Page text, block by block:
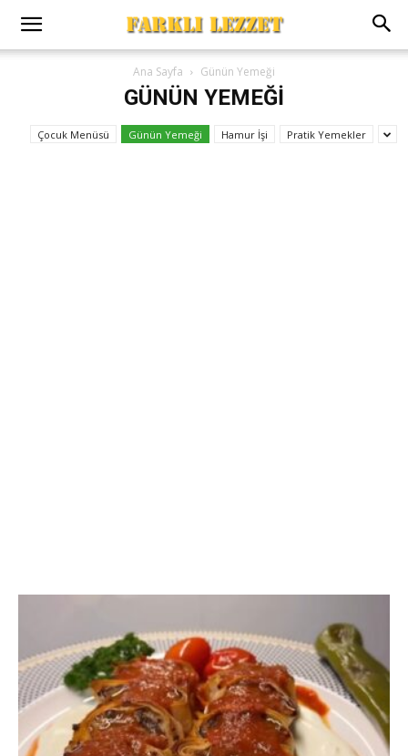
Ana Sayfa Günün Yemeği
GÜNÜN YEMEĞI
Çocuk Menüsü Günün Yemeği Hamur İşi Pratik Yemekler